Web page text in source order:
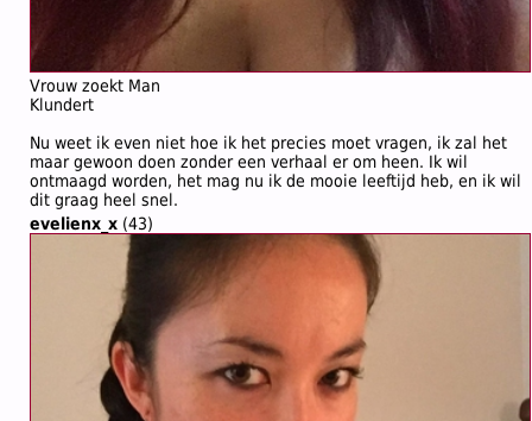
Vrouw zoekt Man
Klundert
Nu weet ik even niet hoe ik het precies moet vragen, ik zal het
maar gewoon doen zonder een verhaal er om heen. Ik wil
ontmaagd worden, het mag nu ik de mooie leeftijd heb, en ik wil
dit graag heel snel.
evelienx_x (43)